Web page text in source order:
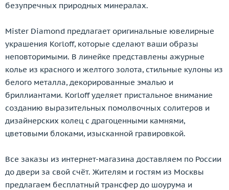
Jovane
Julia Lifits
Kayaly
Korloff
Kria
Kwiat
Lardaux
Leo Pizzo
Leo Wittwer
Loree Rodkin
безупречных природных минералах.
Mister Diamond предлагает оригинальные ювелирные
украшения Korloff, которые сделают ваши образы
неповторимыми. В линейке представлены ажурные
колье из красного и желтого золота, стильные кулоны из
белого металла, декорированные эмалью и
бриллиантами. Korloff уделяет пристальное внимание
созданию выразительных помолвочных солитеров и
дизайнерских колец с драгоценными камнями,
цветовыми блоками, изысканной гравировкой.
Все заказы из интернет-магазина доставляем по России
до двери за свой счёт. Жителям и гостям из Москвы
предлагаем бесплатный трансфер до шоурума и